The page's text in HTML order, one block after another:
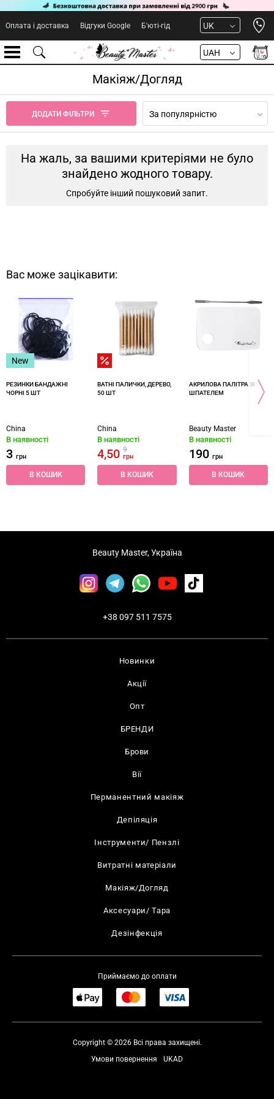
Оплата і доставка Відгуки Google Б'юті-гід UK
UAH
Макіяж/Догляд
ДОДАТИ ФІЛЬТРИ За популярністю
На жаль, за вашими критеріями не було
знайдено жодного товару.
Спробуйте інший пошуковий запит.
Вас може зацікавити:
New
РЕЗИНКИ БАНДАЖНІ
ЧОРНІ 5 ШТ
China
В наявності
3 грн
В КОШИК
ВАТНІ ПАЛИЧКИ, ДЕРЕВО,
50 ШТ
China
В наявності
4,509
грн
В КОШИК
АКРИЛОВА ПАЛІТРА ЗІ
ШПАТЕЛЕМ
Beauty Master
В наявності
190 грн
В КОШИК
Новинки
Акції
Опт
БРЕНДИ
Брови
Вії
Перманентний макіяж
Депіляція
Інструменти/ Пензлі
Витратні матеріали
Макіяж/Догляд
Аксесуари/ Тара
Дезінфекція
Beauty Master, Україна
+38 097 511 7575
Приймаємо до оплати
Copyright © 2026 Всі права захищені.
UKAD
Умови повернення